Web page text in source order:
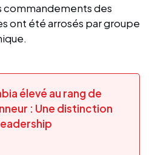
commandements des
ont été arrosés par groupe
élevé au rang de
: Une distinction